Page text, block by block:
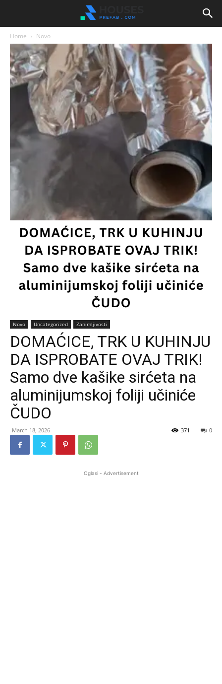
Home Novo
Novo Uncategorized Zanimljivosti
DOMAĆICE, TRK U KUHINJU
DA ISPROBATE OVAJ TRIK!
Samo dve kašike sirćeta na
aluminijumskoj foliji učiniće
ČUDO
March 18, 2026 0
371
Oglasi - Advertisement